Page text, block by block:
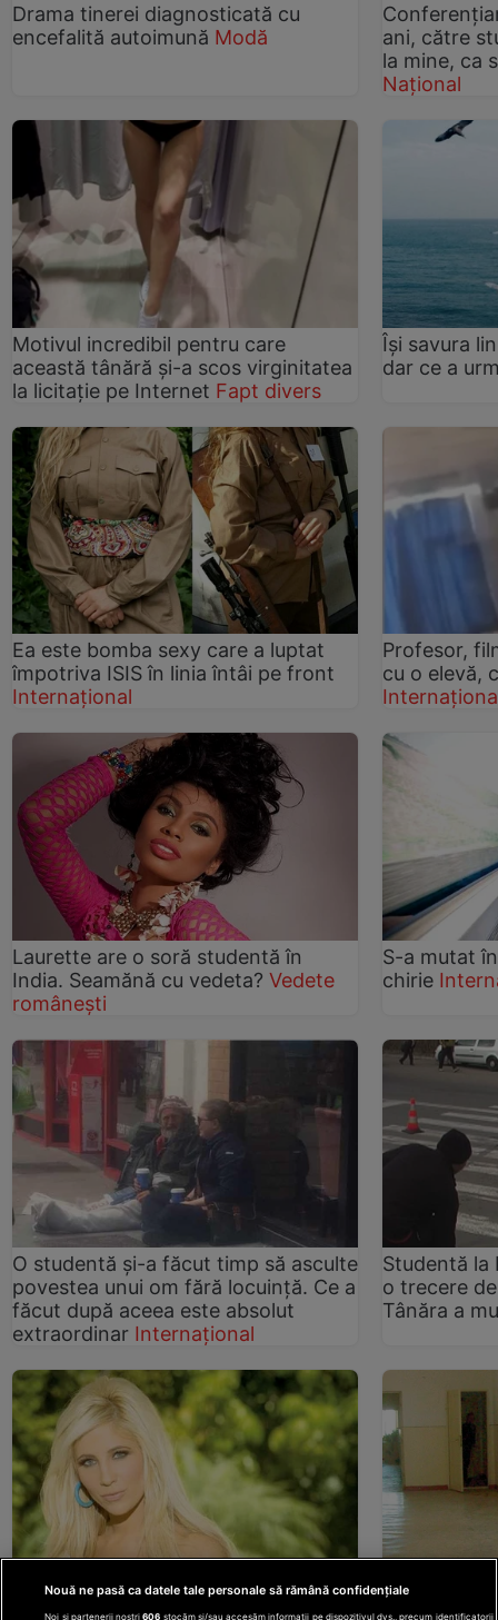
Drama tinerei diagnosticată cu
encefalită autoimună Modă
ani, către
la mine, ca
Național
Motivul incredibil pentru care
această tânără și-a scos virginitatea
la licitație pe Internet Fapt divers
Își savura
dar ce a
Ea este bomba sexy care a luptat
împotriva ISIS în linia întâi pe front
Internațional
Profesor,
cu o elevă,
Laurette are o soră studentă în
India. Seamănă cu vedeta? Vedete
românești
S-a mutat
chirie
O studentă și-a făcut timp să asculte
povestea unui om fără locuință. Ce a
făcut după aceea este absolut
extraordinar Internațional
Studentă la
o trecere
Tânăra a
Pornostudenta a terminat şefă de
Spală
Nouă ne pasă ca datele tale personale să rămână confidențiale
Noi și partenerii noștri606 stocăm și/sau accesăm informații pe dispozitivul dvs., precum identificatorii